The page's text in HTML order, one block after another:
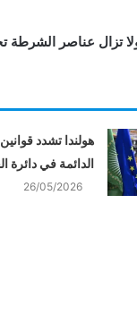
ولا تزال عناصر
هولندا تشدد
الدائمة في دائرة
26/05/2026